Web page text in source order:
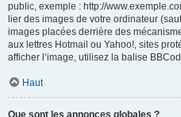
public, exemple : http://
lier des images de votre ordinateur
images placées derrière des
aux lettres Hotmail ou Yahoo!, sites
afficher l’image, utilisez la balise
Haut
Que sont les annonces globales ?